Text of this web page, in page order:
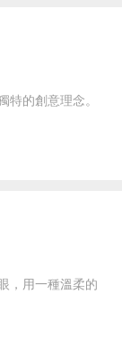
特的創意理念。
，用一種溫柔的